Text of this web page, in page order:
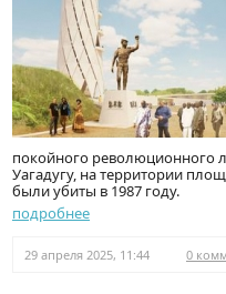
покойного революционного
Уагадугу, на территории
были убиты в 1987 году.
подробнее
29 апреля 2025, 11:44 0